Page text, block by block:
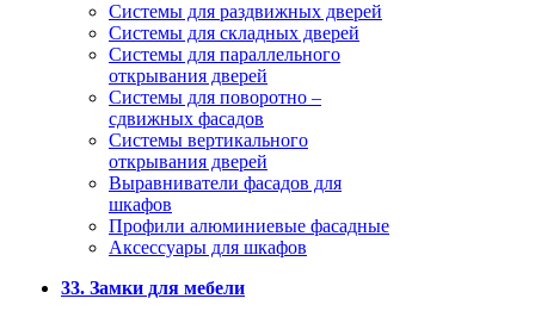
Системы для раздвижных дверей
Системы для складных дверей
Системы для параллельного
открывания дверей
Системы для поворотно –
сдвижных фасадов
Системы вертикального
открывания дверей
Выравниватели фасадов для
шкафов
Профили алюминиевые фасадные
Аксессуары для шкафов
33. Замки для мебели